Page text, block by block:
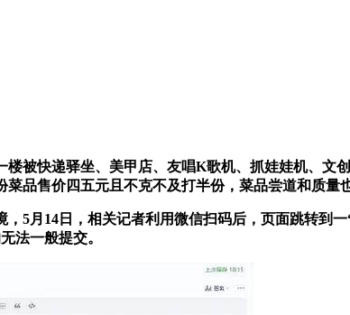
快递驿坐、美甲店、友唱K歌机、抓娃娃机、文
品售价四五元且不克不及打半份，菜品尝道和质量
月14日，相关记者利用微信扫码后，页面跳转到
法一般提交。